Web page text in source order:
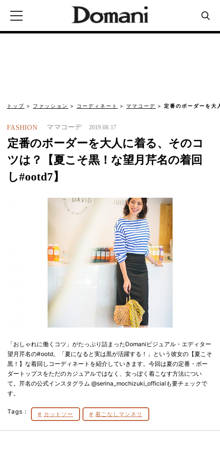
トップ ファッション コーディネート ママコーデ 定番のボーダーを大
FASHION ママコーデ 2019.08.17
定番のボーダーを大人に着る、そのコ
ツは？【夏こそ黒！な望月芹名の着回
し#ootd7】
「おしゃれに働くコツ」がたっぷり詰まったDomaniビジュアル・エディター
望月芹名の#ootd。「夏になると実は黒が活躍する！」という彼女の【夏こそ
黒！】な着回しコーディネートを紹介していきます。今回は夏の定番・ボー
ダートップスをただのカジュアルではなく、女っぽく着こなす方法につい
て。芹名の公式インスタグラム @serina_mochizuki_officialも要チェックで
す。
Tags： カットソー 着こなしマンネリ